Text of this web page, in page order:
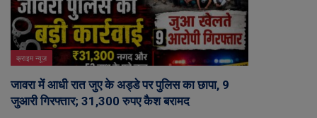
क्राइम न्यूज़
जावरा में आधी रात जुए के अड्डे पर पुलिस का छापा, 9
जुआरी गिरफ्तार; 31,300 रुपए कैश बरामद